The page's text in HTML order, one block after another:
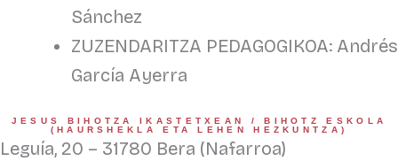
Sánchez
ZUZENDARITZA PEDAGOGIKOA: Andrés
García Ayerra
JESUS ​​BIHOTZA IKASTETXEAN / BIHOTZ ESKOLA
(HAURSHEKLA ETA LEHEN HEZKUNTZA)
Leguía, 20 – 31780 Bera (Nafarroa)